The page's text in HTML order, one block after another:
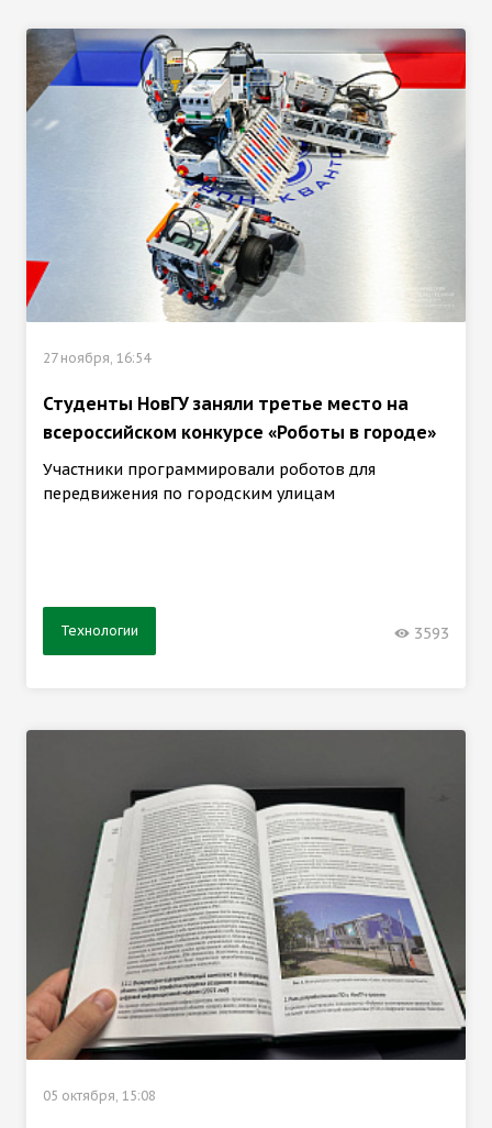
27 ноября, 16:54
Студенты НовГУ заняли третье место на
всероссийском конкурсе «Роботы в городе»
Участники программировали роботов для
передвижения по городским улицам
Технологии 3593
05 октября, 15:08